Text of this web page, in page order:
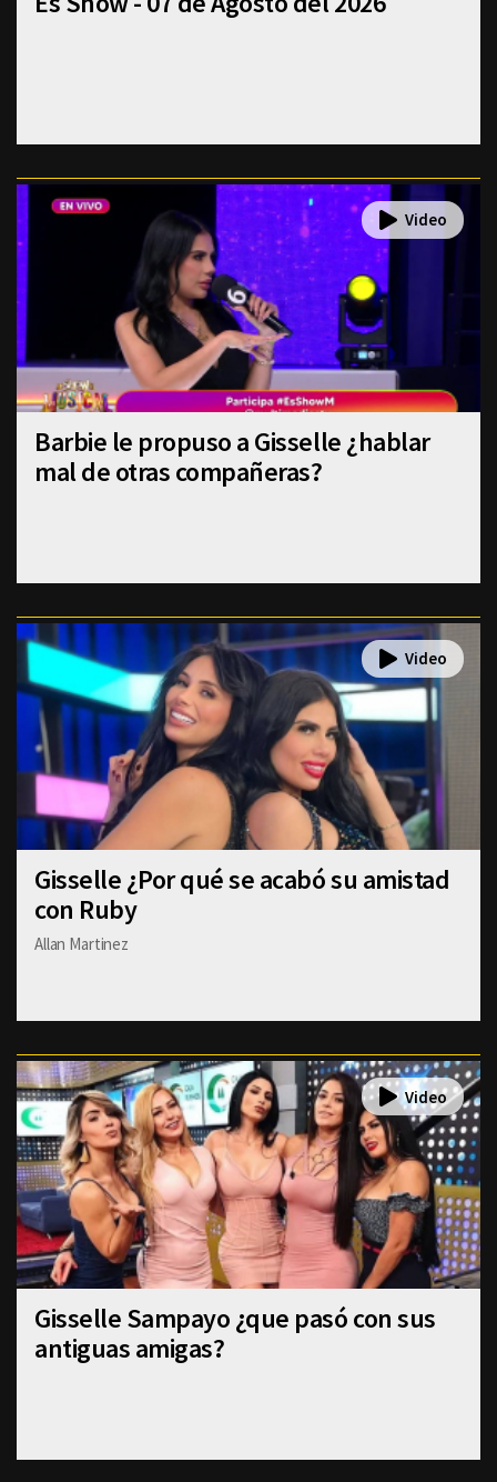
Barbie le propuso a Gisselle ¿hablar
mal de otras compañeras?
Gisselle ¿Por qué se acabó su amistad
con Ruby
Allan Martinez
Gisselle Sampayo ¿que pasó con sus
antiguas amigas?